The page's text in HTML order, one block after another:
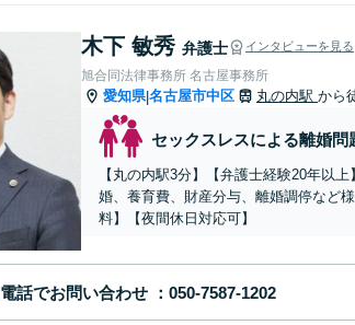
木下 敏秀 弁護士 インタビューを見る
旭合同法律事務所 名古屋事務所
愛知県|名古屋市中区 丸の内駅 から
セックスレスによる離婚問
【丸の内駅3分】【弁護士経験20年以
婚、養育費、財産分与、離婚調停など
料】【夜間休日対応可】
電話でお問い合わせ